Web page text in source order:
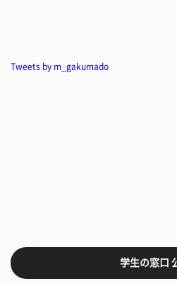
Tweets by m_gakumado
学生の窓口